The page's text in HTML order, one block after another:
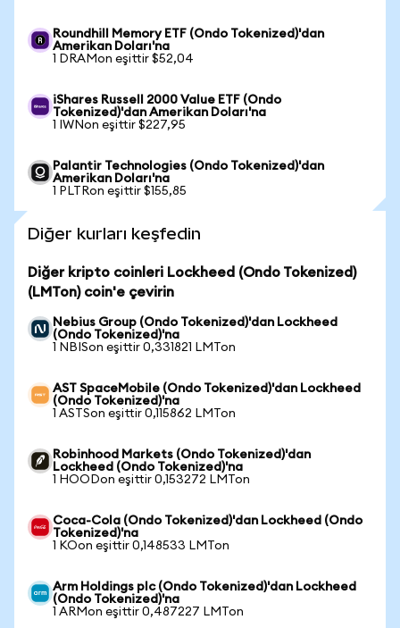
Roundhill Memory ETF (Ondo Tokenized)'dan
Amerikan Doları'na
1 DRAMon eşittir $52,04
iShares Russell 2000 Value ETF (Ondo
Tokenized)'dan Amerikan Doları'na
1 IWNon eşittir $227,95
Palantir Technologies (Ondo Tokenized)'dan
Amerikan Doları'na
1 PLTRon eşittir $155,85
Diğer kurları keşfedin
Diğer kripto coinleri Lockheed (Ondo Tokenized)
(LMTon) coin'e çevirin
Nebius Group (Ondo Tokenized)'dan Lockheed
(Ondo Tokenized)'na
1 NBISon eşittir 0,331821 LMTon
AST SpaceMobile (Ondo Tokenized)'dan Lockheed
(Ondo Tokenized)'na
1 ASTSon eşittir 0,115862 LMTon
Robinhood Markets (Ondo Tokenized)'dan
Lockheed (Ondo Tokenized)'na
1 HOODon eşittir 0,153272 LMTon
Coca-Cola (Ondo Tokenized)'dan Lockheed (Ondo
Tokenized)'na
1 KOon eşittir 0,148533 LMTon
Arm Holdings plc (Ondo Tokenized)'dan Lockheed
(Ondo Tokenized)'na
1 ARMon eşittir 0,487227 LMTon